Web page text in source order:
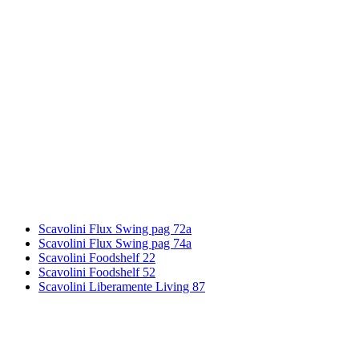
Scavolini Flux Swing pag 72a
Scavolini Flux Swing pag 74a
Scavolini Foodshelf 22
Scavolini Foodshelf 52
Scavolini Liberamente Living 87